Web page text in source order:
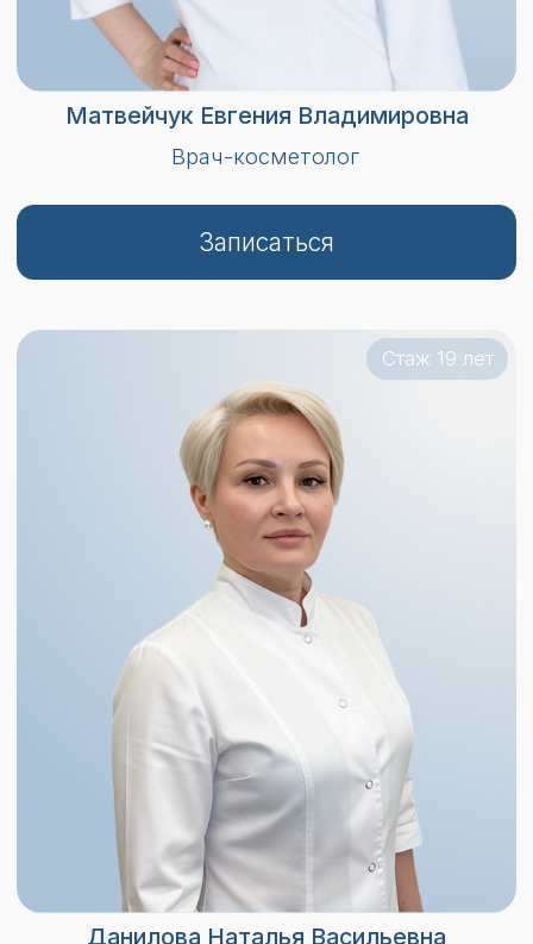
Безрукова Ирина Анатольевна
Заведующий отделением аппаратной
Записаться
Кириченко (Синицына)
Наталья Александровна
Врач-косметолог, дерматовенеролог
Стаж 11 лет